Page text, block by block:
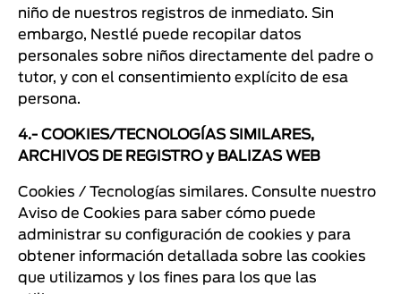
niño de nuestros registros de inmediato. Sin
embargo, Nestlé puede recopilar datos
personales sobre niños directamente del padre o
tutor, y con el consentimiento explícito de esa
persona.
4.- COOKIES/TECNOLOGÍAS SIMILARES,
ARCHIVOS DE REGISTRO y BALIZAS WEB
Cookies / Tecnologías similares. Consulte nuestro
Aviso de Cookies para saber cómo puede
administrar su configuración de cookies y para
obtener información detallada sobre las cookies
que utilizamos y los fines para los que las